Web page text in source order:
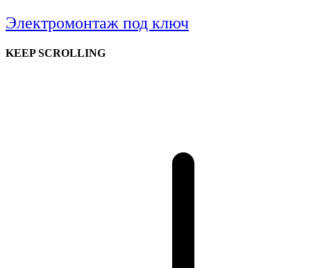
Электромонтаж под ключ
KEEP SCROLLING